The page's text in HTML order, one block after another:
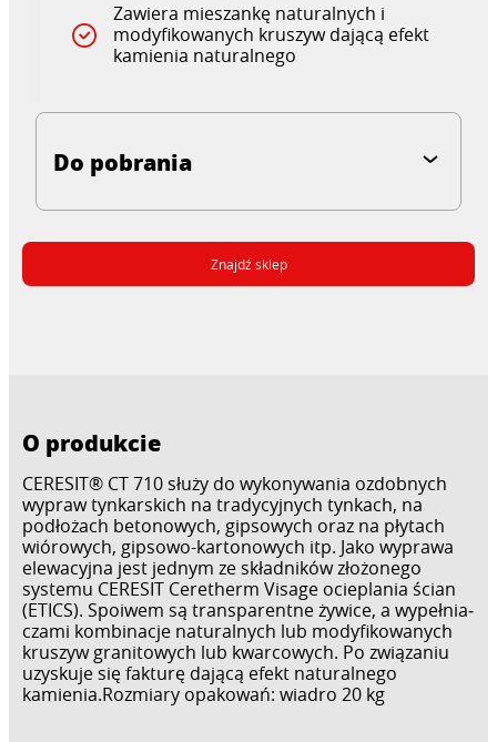
Zawiera mieszankę naturalnych i
modyfikowanych kruszyw dającą efekt
kamienia naturalnego
Do pobrania
Znajdź sklep
O produkcie
CERESIT® CT 710 służy do wykonywania ozdobnych
wypraw tyn­karskich na tradycyjnych tynkach, na
podłożach betonowych, gip­sowych oraz na płytach
wiórowych, gipsowo-kartonowych itp. Jako wyprawa
elewacyjna jest jednym ze składników złożo­nego
systemu CERESIT Ceretherm Visage ocieplania ścian
(ETICS). Spoiwem są transparentne żywice, a wypełnia­
czami kombinacje naturalnych lub mo­dyfikowanych
kruszyw granitowych lub kwarcowych. Po związaniu
uzyskuje się fakturę dającą efekt naturalnego
kamienia.Rozmiary opakowań: wiadro 20 kg